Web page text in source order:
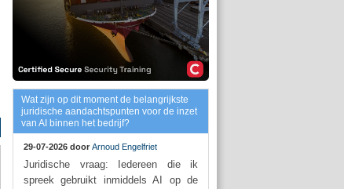
Wat zijn op dit moment de belangrijkste
juridische aandachtspunten voor de inzet
van AI binnen het bedrijf?
29-07-2026 door Arnoud Engelfriet
Juridische vraag: Iedereen die ik
spreek gebruikt inmiddels AI op de